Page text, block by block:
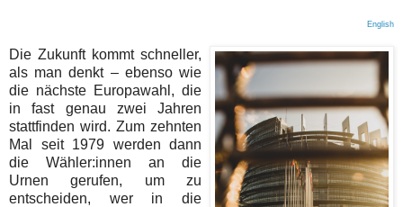
English
Die Zukunft kommt schneller,
als man denkt – ebenso wie
die nächste Europawahl, die
in fast genau zwei Jahren
stattfinden wird. Zum zehnten
Mal seit 1979 werden dann
die Wähler:innen an die
Urnen gerufen, um zu
entscheiden, wer in die